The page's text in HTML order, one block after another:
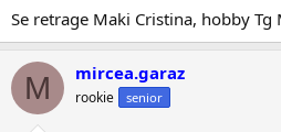
Se retrage Maki Cristina, hobby Tg
M mircea.garaz
rookie senior